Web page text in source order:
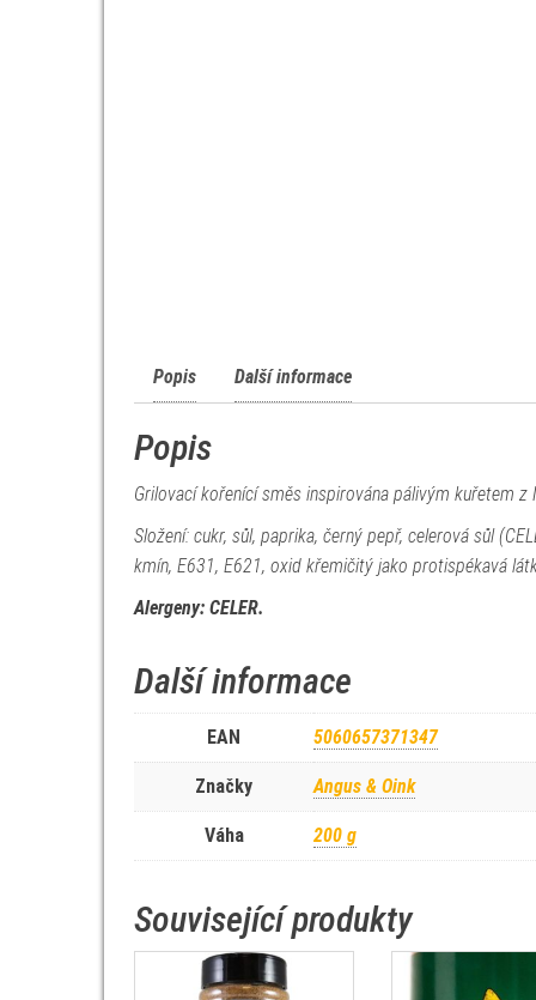
Popis Další informace
Popis
Grilovací kořenící směs inspirována pálivým kuřetem
Složení: cukr, sůl, paprika, černý pepř, celerová sůl
kmín, E631, E621, oxid křemičitý jako protispékavá
Alergeny: CELER.
Další informace
EAN 5060657371347
Značky Angus & Oink
Váha 200 g
Související produkty